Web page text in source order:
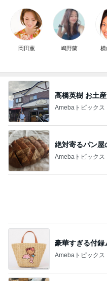
岡田薫 嶋野蘭 横
高橋英樹 お土
Amebaトピックス
絶対寄るパン屋
Amebaトピックス
クロ 娘の作図通
Amebaトピックス